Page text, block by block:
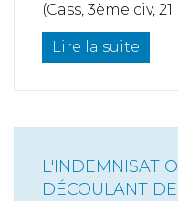
(Cass, 3ème civ,
Lire la suite
DÉCOULANT